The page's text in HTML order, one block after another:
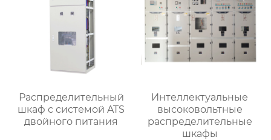
Распределительный
шкаф с системой ATS
двойного питания
Интеллектуальные
высоковольтные
распределительные
шкафы